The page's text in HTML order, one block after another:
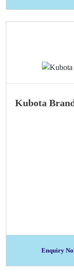
Kubota
Enquiry